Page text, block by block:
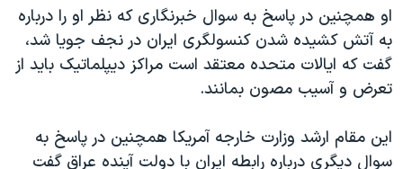
اعتراضات مردمی آبان ۹۸
اسرائیل در جنگ
نرگس محمدی برنده جایزه نوبل صلح
صفحه‌های ویژه
او همچنین در پاسخ به سوال خبرنگاری که نظر او را درباره
به آتش کشیده شدن کنسولگری ایران در نجف جویا شد،
گفت که ایالات متحده معتقد است مراکز دیپلماتیک باید از
تعرض و آسیب مصون بمانند.
این مقام ارشد وزارت خارجه آمریکا همچنین در پاسخ به
سوال دیگری درباره رابطه ایران با دولت آینده عراق گفت